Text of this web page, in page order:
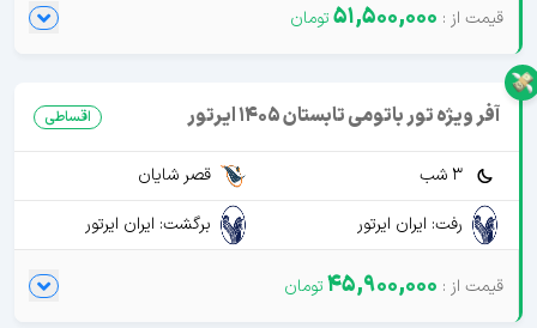
51,500,000
آفر ویژه تور باتومی تابستان 1405 ایرتور اقساطی
3 شب
قصر شایان
رفت: ایران ایرتور
برگشت: ایران ایرتور
45,900,000